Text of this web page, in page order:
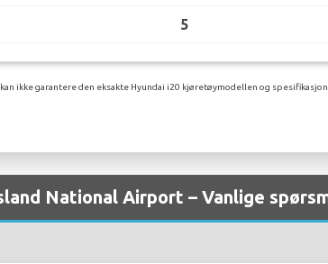
5
ikke garantere den eksakte Hyundai i20 kjøretøymodellen og
National Airport – Vanlige